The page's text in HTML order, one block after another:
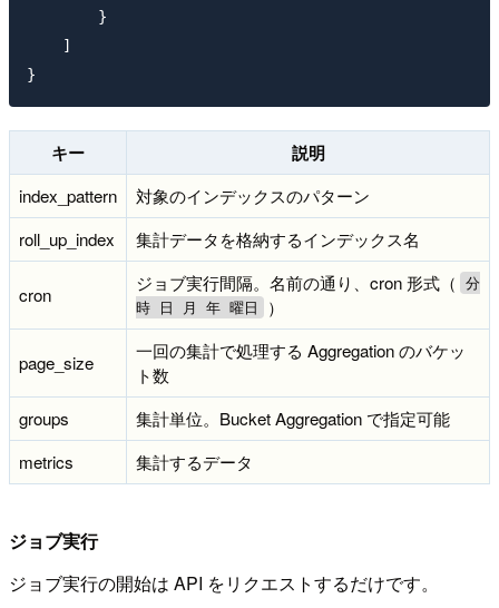
        }
    ]
キー 説明
index_pattern
対象のインデックスのパターン
roll_up_index
集計データを格納するインデックス名
cron
ジョブ実行間隔。名前の通り、cron 形式（
分
時 日 月 年 曜日
）
page_size
一回の集計で処理する Aggregation のバケッ
ト数
groups
集計単位。Bucket Aggregation で指定可能
metrics
集計するデータ
ジョブ実行
ジョブ実行の開始は API をリクエストするだけです。